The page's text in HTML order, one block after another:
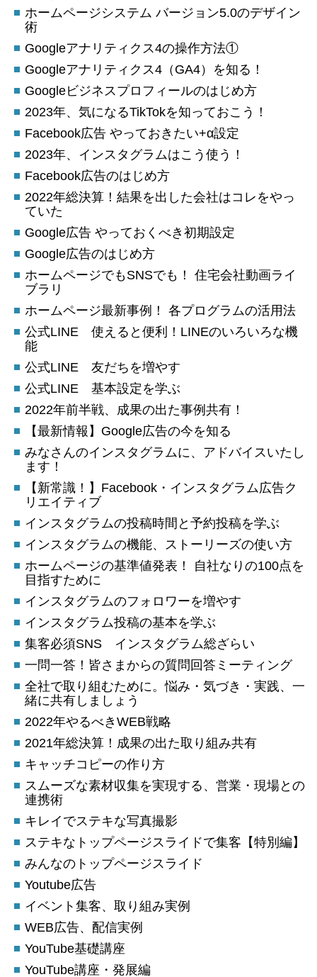
ホームページシステム バージョン5.0のデザイン
術
Googleアナリティクス4の操作方法①
Googleアナリティクス4（GA4）を知る！
Googleビジネスプロフィールのはじめ方
2023年、気になるTikTokを知っておこう！
Facebook広告 やっておきたい+α設定
2023年、インスタグラムはこう使う！
Facebook広告のはじめ方
2022年総決算！結果を出した会社はコレをやっ
ていた
Google広告 やっておくべき初期設定
Google広告のはじめ方
ホームページでもSNSでも！ 住宅会社動画ライ
ブラリ
ホームページ最新事例！ 各プログラムの活用法
公式LINE 使えると便利！LINEのいろいろな機
能
公式LINE 友だちを増やす
公式LINE 基本設定を学ぶ
2022年前半戦、成果の出た事例共有！
【最新情報】Google広告の今を知る
みなさんのインスタグラムに、アドバイスいたし
ます！
【新常識！】Facebook・インスタグラム広告ク
リエイティブ
インスタグラムの投稿時間と予約投稿を学ぶ
インスタグラムの機能、ストーリーズの使い方
ホームページの基準値発表！ 自社なりの100点を
目指すために
インスタグラムのフォロワーを増やす
インスタグラム投稿の基本を学ぶ
集客必須SNS インスタグラム総ざらい
一問一答！皆さまからの質問回答ミーティング
全社で取り組むために。悩み・気づき・実践、一
緒に共有しましょう
2022年やるべきWEB戦略
2021年総決算！成果の出た取り組み共有
キャッチコピーの作り方
スムーズな素材収集を実現する、営業・現場との
連携術
キレイでステキな写真撮影
ステキなトップページスライドで集客【特別編】
みんなのトップページスライド
Youtube広告
イベント集客、取り組み実例
WEB広告、配信実例
YouTube基礎講座
YouTube講座・発展編